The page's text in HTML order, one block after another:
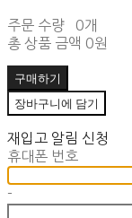
주문 수량
0개
총 상품 금액 0원
구매하기
장바구니에 담기
재입고 알림 신청
휴대폰 번호
-